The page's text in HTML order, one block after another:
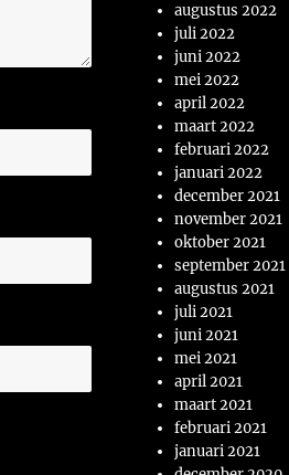
augustus 2022
juli 2022
juni 2022
mei 2022
april 2022
maart 2022
februari 2022
januari 2022
december 2021
november 2021
oktober 2021
september 2021
augustus 2021
juli 2021
juni 2021
mei 2021
april 2021
maart 2021
februari 2021
januari 2021